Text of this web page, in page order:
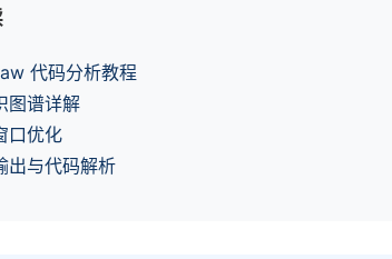
代码分析教程
图谱详解
口优化
出与代码解析